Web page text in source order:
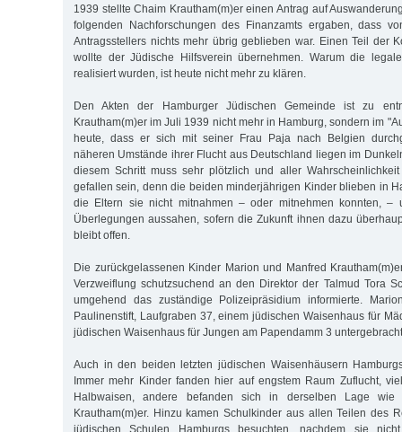
1939 stellte Chaim Krautham(m)er einen Antrag auf
folgenden Nachforschungen des Finanzamts ergaben, dass
Antragsstellers nichts mehr übrig geblieben war. Einen Teil der
wollte der Jüdische Hilfsverein übernehmen. Warum die
realisiert wurden, ist heute nicht mehr zu klären.
Den Akten der Hamburger Jüdischen Gemeinde ist zu
Krautham(m)er im Juli 1939 nicht mehr in Hamburg, sondern im
heute, dass er sich mit seiner Frau Paja nach Belgien
näheren Umstände ihrer Flucht aus Deutschland liegen im
diesem Schritt muss sehr plötzlich und aller
gefallen sein, denn die beiden minderjährigen Kinder blieben in
die Eltern sie nicht mitnahmen – oder mitnehmen konnten, –
Überlegungen aussahen, sofern die Zukunft ihnen dazu
bleibt offen.
Die zurückgelassenen Kinder Marion und Manfred
Verzweiflung schutzsuchend an den Direktor der Talmud Tora
umgehend das zuständige Polizeipräsidium informierte.
Paulinenstift, Laufgraben 37, einem jüdischen Waisenhaus für
jüdischen Waisenhaus für Jungen am Papendamm 3
Auch in den beiden letzten jüdischen Waisenhäusern
Immer mehr Kinder fanden hier auf engstem Raum Zuflucht,
Halbwaisen, andere befanden sich in derselben Lage wie
Krautham(m)er. Hinzu kamen Schulkinder aus allen Teilen des
jüdischen Schulen Hamburgs besuchten, nachdem sie